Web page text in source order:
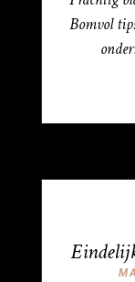
Bomvol